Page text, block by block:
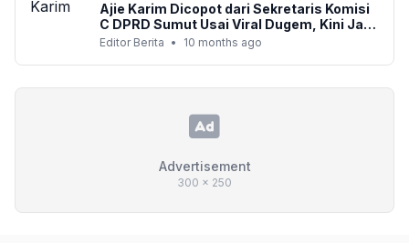
Ajie Karim Dicopot dari Sekretaris Komisi
C DPRD Sumut Usai Viral Dugem, Kini Jadi
Anggota Biasa di Komisi A
Editor Berita • 10 months ago
Advertisement
300 x 250